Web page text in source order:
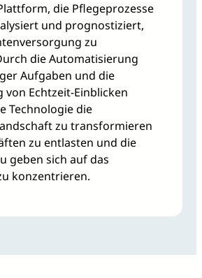
die Pflegeprozesse
und prognostiziert,
zu
die Automatisierung
Aufgaben und die
von Echtzeit-Einblicken
Technologie die
zu transformieren
zu entlasten und die
geben sich auf das
konzentrieren.